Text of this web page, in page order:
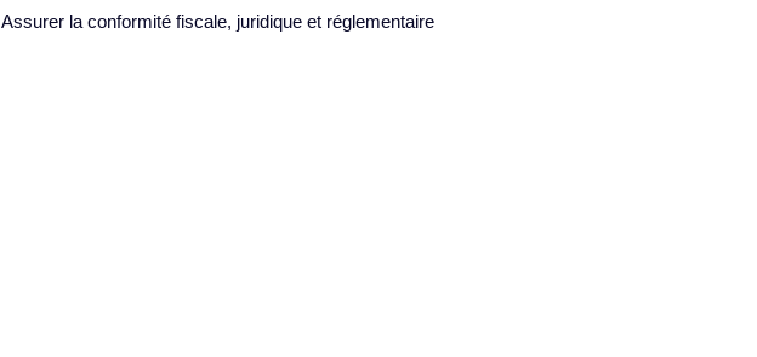
Assurer la conformité fiscale, juridique et réglementaire